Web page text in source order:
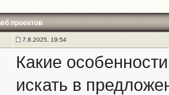
проектов
7.8.2025, 19:54
Какие
искать в